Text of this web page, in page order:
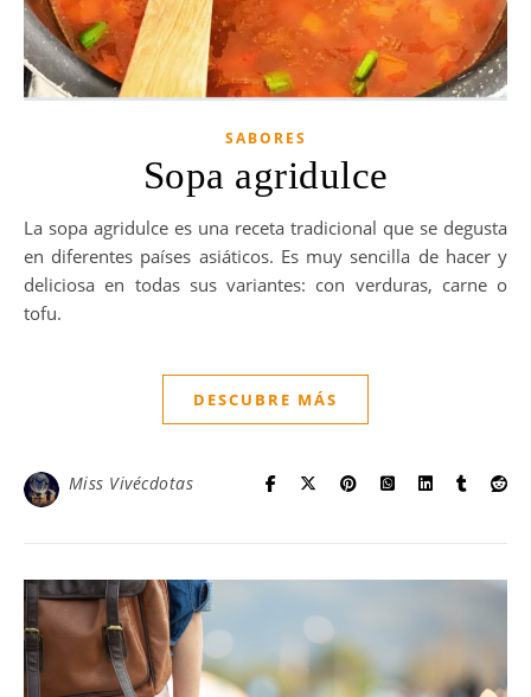
SABORES
Sopa agridulce
La sopa agridulce es una receta tradicional que se degusta
en diferentes países asiáticos. Es muy sencilla de hacer y
deliciosa en todas sus variantes: con verduras, carne o
tofu.
DESCUBRE MÁS
Miss Vivécdotas